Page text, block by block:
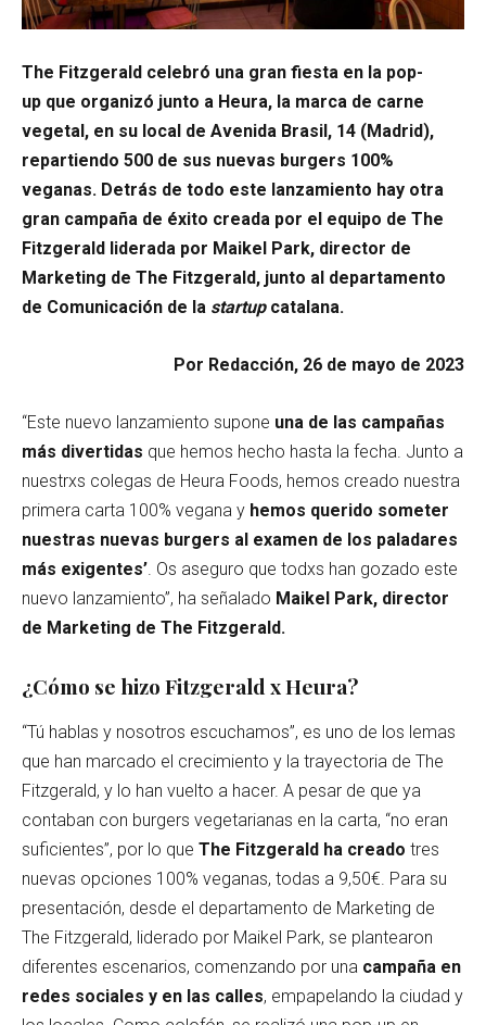
The Fitzgerald celebró una gran fiesta en la pop-
up que organizó junto a Heura, la marca de carne
vegetal, en su local de Avenida Brasil, 14 (Madrid),
repartiendo 500 de sus nuevas burgers 100%
veganas. Detrás de todo este lanzamiento hay otra
gran campaña de éxito creada por el equipo de The
Fitzgerald liderada por Maikel Park, director de
Marketing de The Fitzgerald, junto al departamento
de Comunicación de la startupcatalana.
Por Redacción, 26 de mayo de 2023
“Este nuevo lanzamiento supone una de las campañas
más divertidas que hemos hecho hasta la fecha. Junto a
nuestrxs colegas de Heura Foods, hemos creado nuestra
primera carta 100% vegana y hemos querido someter
nuestras nuevas burgers al examen de los paladares
más exigentes’ . Os aseguro que todxs han gozado este
nuevo lanzamiento”, ha señalado Maikel Park, director
de Marketing de The Fitzgerald.
¿Cómo se hizo Fitzgerald x Heura?
“Tú hablas y nosotros escuchamos”, es uno de los lemas
que han marcado el crecimiento y la trayectoria de The
Fitzgerald, y lo han vuelto a hacer. A pesar de que ya
contaban con burgers vegetarianas en la carta, “no eran
suficientes”, por lo que The Fitzgerald ha creado tres
nuevas opciones 100% veganas, todas a 9,50€. Para su
presentación, desde el departamento de Marketing de
The Fitzgerald, liderado por Maikel Park, se plantearon
diferentes escenarios, comenzando por una campaña en
redes sociales y en las calles, empapelando la ciudad y